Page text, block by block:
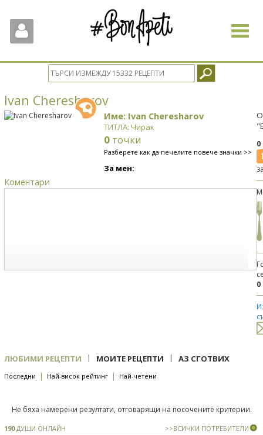
Toggle
Ivan Cheresharov
Име: Ivan Cheresharov
ТИТЛА: Чирак
0 точки
Разберете как да печелите повече значки >>
За мен:
Коментари
0
ЛЮБИМИ РЕЦЕПТИ | МОИТЕ РЕЦЕПТИ | АЗ СГОТВИХ
Последни | Най-висок рейтинг | Най-четени
Не бяха намерени резултати, отговарящи на посочените критерии.
190ДУШИ ОНЛАЙН >>ВСИЧКИ ПОТРЕБИТЕЛИ